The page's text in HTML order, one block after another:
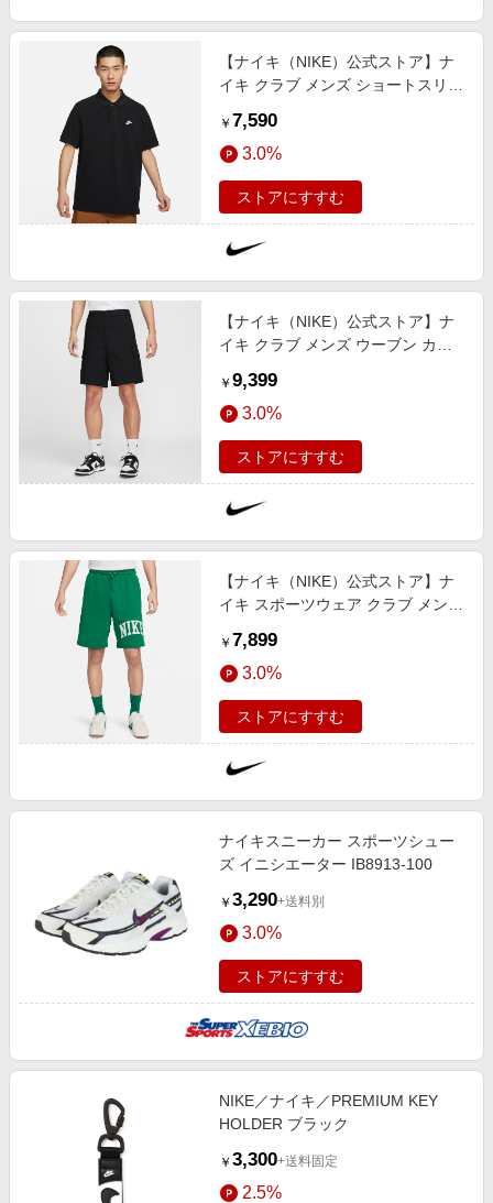
【ナイキ（NIKE）公式ストア】ナ
イキ クラブ メンズ ショートスリー
￥ 7,590
3.0%
ストアにすすむ
【ナイキ（NIKE）公式ストア】ナ
イキ クラブ メンズ ウーブン カー
ラック
￥ 9,399
3.0%
ストアにすすむ
【ナイキ（NIKE）公式ストア】ナ
イキ スポーツウェア クラブ メンズ
ツ FQ4093-365 グリーン
￥ 7,899
3.0%
ストアにすすむ
ナイキスニーカー スポーツシュー
ズ イニシエーター IB8913-100
￥ 3,290+送料別
3.0%
ストアにすすむ
NIKE／ナイキ／PREMIUM KEY
HOLDER ブラック
￥ 3,300+送料固定
2.5%